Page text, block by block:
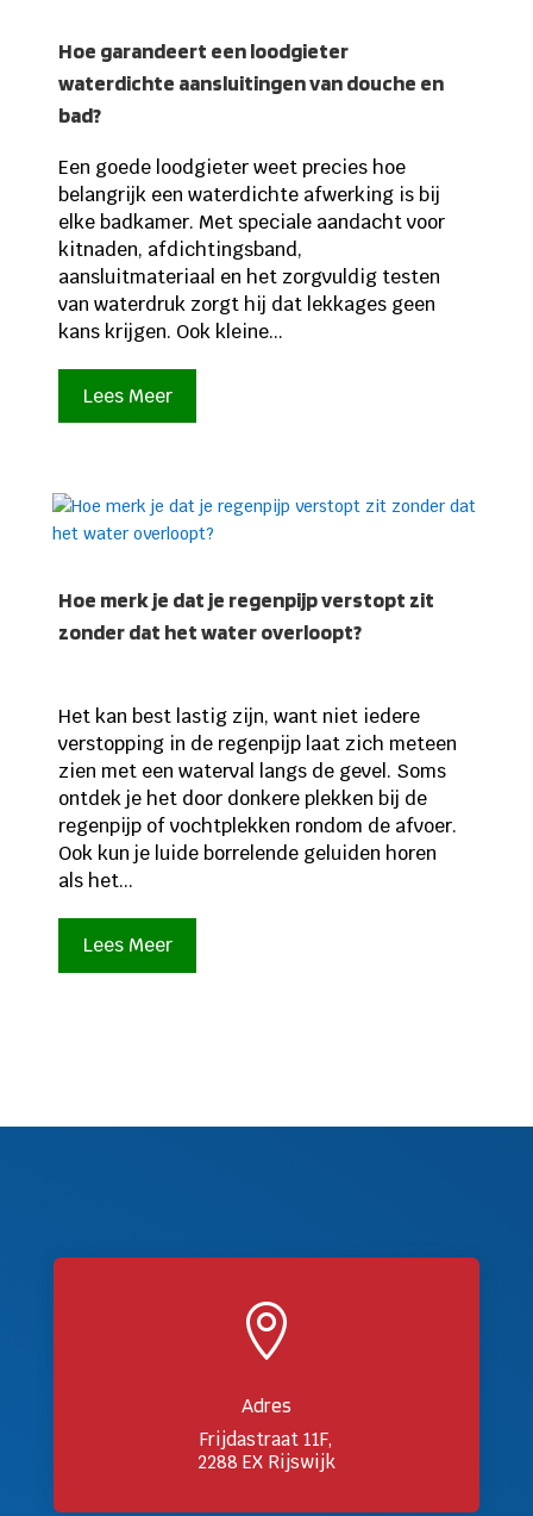
Hoe garandeert een loodgieter
waterdichte aansluitingen van douche en
bad?
Een goede loodgieter weet precies hoe
belangrijk een waterdichte afwerking is bij
elke badkamer. Met speciale aandacht voor
kitnaden, afdichtingsband,
aansluitmateriaal en het zorgvuldig testen
van waterdruk zorgt hij dat lekkages geen
kans krijgen. Ook kleine...
Lees Meer
Hoe merk je dat je regenpijp verstopt zit
zonder dat het water overloopt?
Het kan best lastig zijn, want niet iedere
verstopping in de regenpijp laat zich meteen
zien met een waterval langs de gevel. Soms
ontdek je het door donkere plekken bij de
regenpijp of vochtplekken rondom de afvoer.
Ook kun je luide borrelende geluiden horen
als het...
Lees Meer

Adres
Frijdastraat 11F,
2288 EX Rijswijk